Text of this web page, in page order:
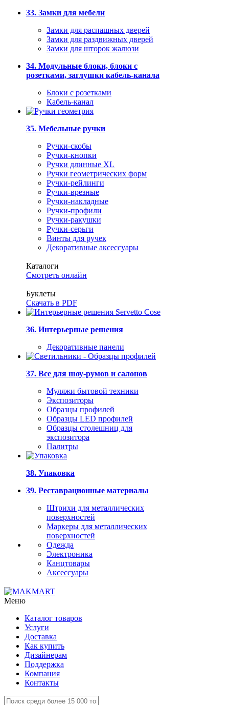
33. Замки для мебели
Замки для распашных дверей
Замки для раздвижных дверей
Замки для шторок жалюзи
34. Модульные блоки, блоки с
розетками, заглушки кабель-канала
Блоки с розетками
Кабель-канал
35. Мебельные ручки
Ручки-скобы
Ручки-кнопки
Ручки длинные XL
Ручки геометрических форм
Ручки-рейлинги
Ручки-врезные
Ручки-накладные
Ручки-профили
Ручки-ракушки
Ручки-серьги
Винты для ручек
Декоративные аксессуары
Каталоги
Смотреть онлайн
Буклеты
Скачать в PDF
36. Интерьерные решения
Декоративные панели
37. Все для шоу-румов и салонов
Муляжи бытовой техники
Экспозиторы
Образцы профилей
Образцы LED профилей
Образцы столешниц для
экспозитора
Палитры
38. Упаковка
39. Реставрационные материалы
Штрихи для металлических
поверхностей
Маркеры для металлических
поверхностей
Одежда
Электроника
Канцтовары
Аксессуары
Меню
Каталог товаров
Услуги
Доставка
Как купить
Дизайнерам
Поддержка
Компания
Контакты